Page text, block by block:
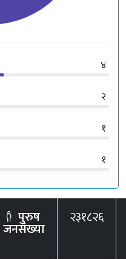
४
२
१
१
पुरुष
जनसंख्या
२३१८२६